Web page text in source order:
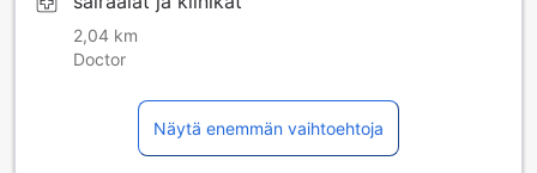
2,04 km
Doctor
Näytä enemmän vaihtoehtoja